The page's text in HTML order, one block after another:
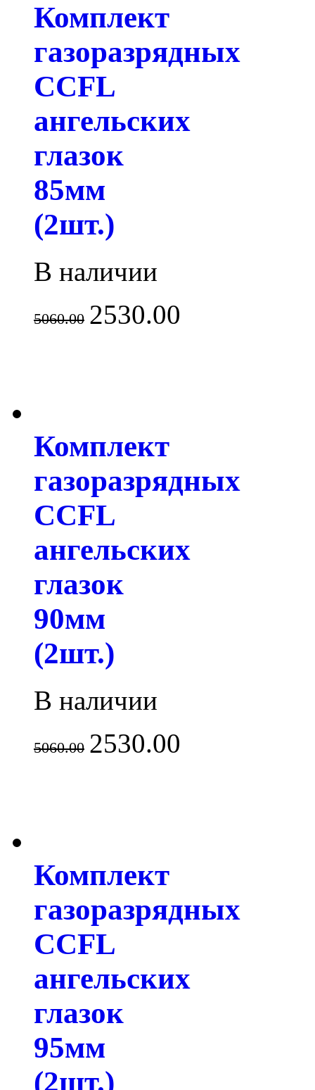
Комплект
газоразрядных
CCFL
ангельских
глазок
85мм
(2шт.)
В наличии
5060.00 2530.00
Комплект
газоразрядных
CCFL
ангельских
глазок
90мм
(2шт.)
В наличии
5060.00 2530.00
Комплект
газоразрядных
CCFL
ангельских
глазок
95мм
(2шт.)